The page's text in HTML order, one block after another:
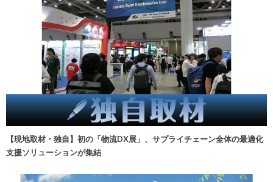
【現地取材・独自】初の「物流DX展」、サプライチェーン全体の最適化
支援ソリューションが集結